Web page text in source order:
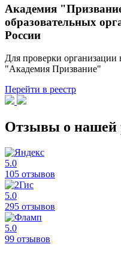
Академия
образовательных
России
Для проверки организации
"Академия Призвание"
Перейти в реестр
Отзывы о нашей
5.0
105 отзывов
5.0
295 отзывов
5.0
99 отзывов